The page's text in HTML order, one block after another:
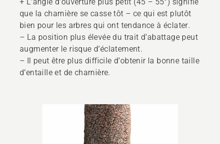
+ L’angle d’ouverture plus petit (45 – 55°) signifie
que la charnière se casse tôt – ce qui est plutôt
bien pour les arbres qui ont tendance à éclater.
– La position plus élevée du trait d’abattage peut
augmenter le risque d’éclatement.
– Il peut être plus difficile d’obtenir la bonne taille
d’entaille et de charnière.